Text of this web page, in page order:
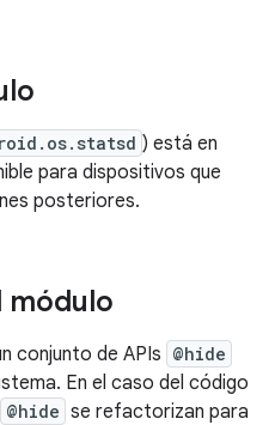
) está en
para dispositivos que
posteriores.
módulo
conjunto de APIs @hide
En el caso del código
@hide se refactorizan para